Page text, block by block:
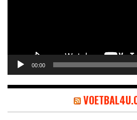
00:00